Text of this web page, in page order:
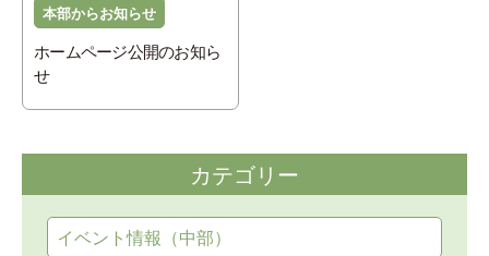
本部からお知らせ
ホームページ公開のお知ら
せ
カテゴリー
イベント情報（中部）